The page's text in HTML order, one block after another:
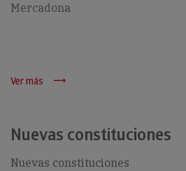
Mercadona
Ver más
Nuevas constituciones
Nuevas constituciones